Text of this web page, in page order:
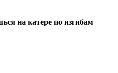
на катере по изгибам